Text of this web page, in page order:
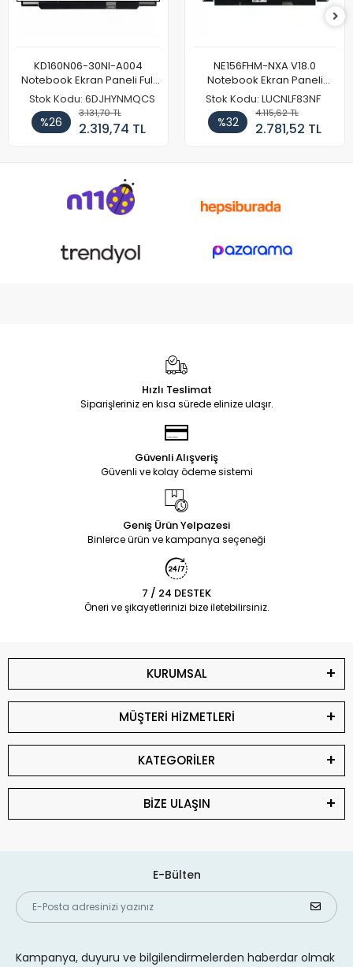
KD160N06-30NI-A004
Notebook Ekran Paneli Full
HD
Stok Kodu: 6DJHYNMQCS
%26
3.131,70 TL
2.319,74 TL
NE156FHM-NXA V18.0
Notebook Ekran Paneli
144Hz
Stok Kodu: LUCNLF83NF
%32
4.115,62 TL
2.781,52 TL
Hızlı Teslimat
Siparişleriniz en kısa sürede elinize ulaşır.
Güvenli Alışveriş
Güvenli ve kolay ödeme sistemi
Geniş Ürün Yelpazesi
Binlerce ürün ve kampanya seçeneği
7 / 24 DESTEK
Öneri ve şikayetlerinizi bize iletebilirsiniz.
KURUMSAL
MÜŞTERİ HİZMETLERİ
KATEGORİLER
BİZE ULAŞIN
E-Bülten
Kampanya, duyuru ve bilgilendirmelerden haberdar olmak